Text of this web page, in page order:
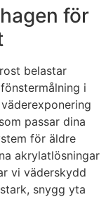
för
belastar
i
passar dina
för äldre
akrylatlösningar
vi väderskydd
snygg yta